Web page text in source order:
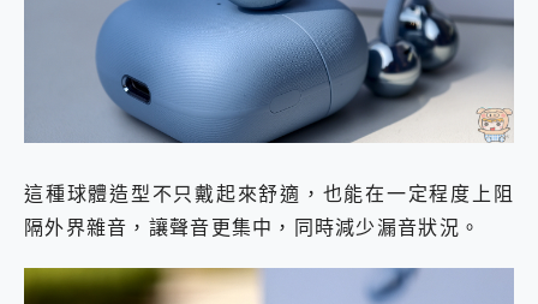
這種球體造型不只戴起來舒適，也能在一定程度上阻
隔外界雜音，讓聲音更集中，同時減少漏音狀況。